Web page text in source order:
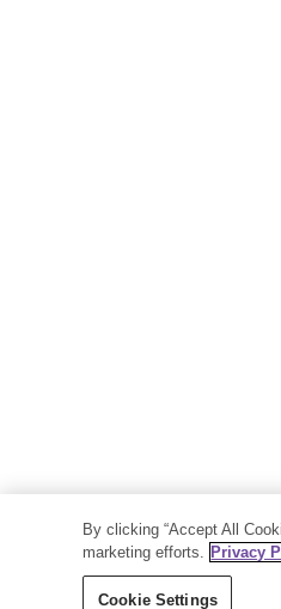
By clicking “Accept All
marketing efforts. Privacy
Cookie Settings